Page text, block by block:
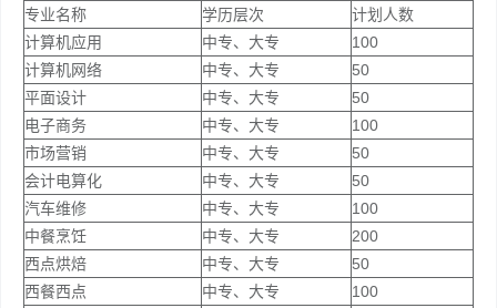
专业名称
学历层次
计划人数
计算机应用
中专、大专
100
计算机网络
中专、大专
50
平面设计
中专、大专
50
电子商务
中专、大专
100
市场营销
中专、大专
50
会计电算化
中专、大专
50
汽车维修
中专、大专
100
中餐烹饪
中专、大专
200
西点烘焙
中专、大专
50
西餐西点
中专、大专
100